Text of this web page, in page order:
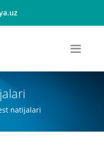
natijalari